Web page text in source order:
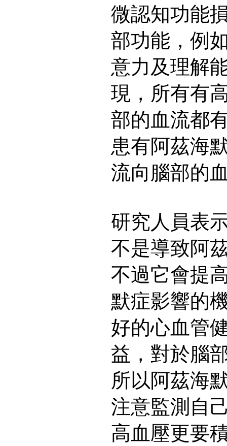
微認知功能
部功能，例
意力及理解
現，所有有
部的血流都
患有阿茲海
流向腦部的
研究人員表
不是導致阿
不過它會提
默症影響的
好的心血管
益，對於腦
所以阿茲海
注意監測自
高血壓更要